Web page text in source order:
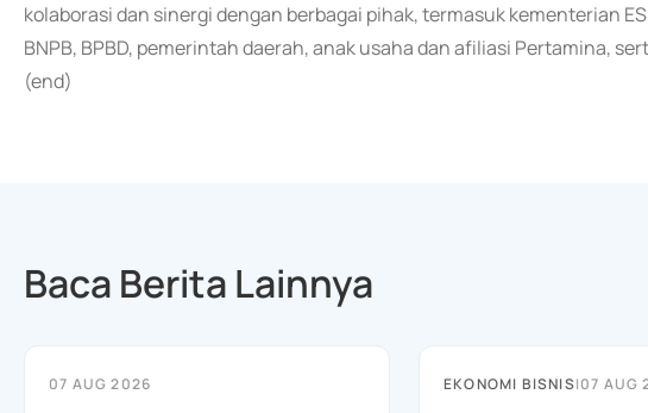
kolaborasi dan sinergi dengan berbagai pihak, termasuk kementerian
BNPB, BPBD, pemerintah daerah, anak usaha dan afiliasi Pertamina,
(end)
Baca Berita Lainnya
07 AUG 2026 EKONOMI BISNIS|07 AUG